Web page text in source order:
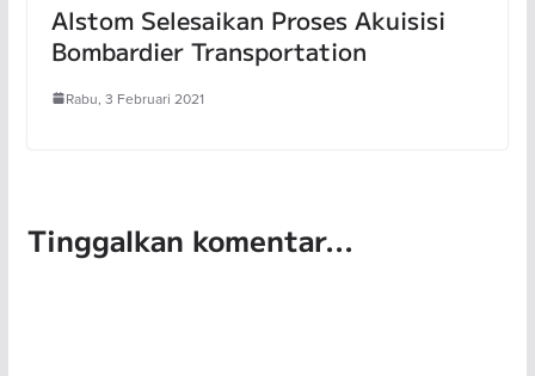
Alstom Selesaikan Proses Akuisisi
Bombardier Transportation
Rabu, 3 Februari 2021
Tinggalkan komentar...